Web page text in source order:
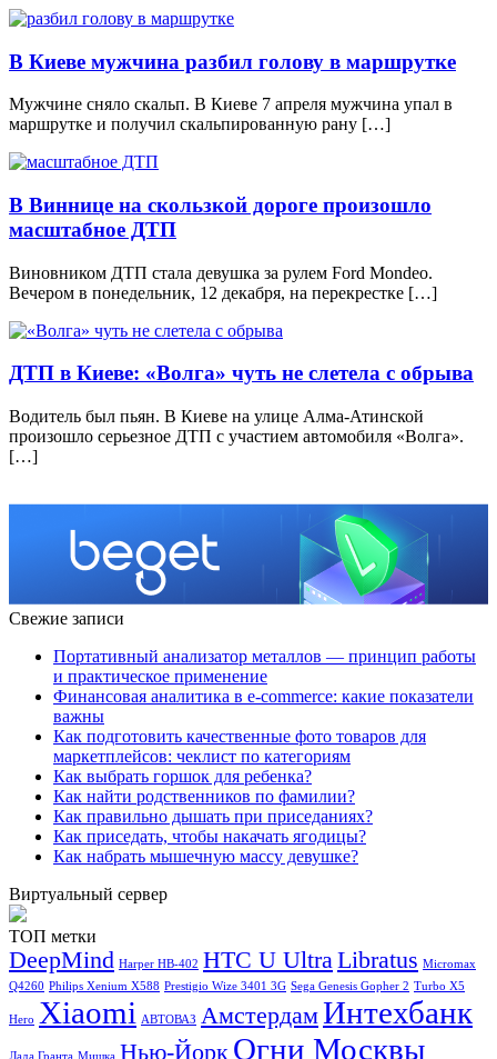
В Киеве мужчина разбил голову в маршрутке
Мужчине сняло скальп. В Киеве 7 апреля мужчина упал в
маршрутке и получил скальпированную рану […]
В Виннице на скользкой дороге произошло
масштабное ДТП
Виновником ДТП стала девушка за рулем Ford Mondeo.
Вечером в понедельник, 12 декабря, на перекрестке […]
ДТП в Киеве: «Волга» чуть не слетела с обрыва
Водитель был пьян. В Киеве на улице Алма-Атинской
произошло серьезное ДТП с участием автомобиля «Волга».
[…]
Свежие записи
Портативный анализатор металлов — принцип работы
и практическое применение
Финансовая аналитика в e-commerce: какие показатели
важны
Как подготовить качественные фото товаров для
маркетплейсов: чеклист по категориям
Как выбрать горшок для ребенка?
Как найти родственников по фамилии?
Как правильно дышать при приседаниях?
Как приседать, чтобы накачать ягодицы?
Как набрать мышечную массу девушке?
Виртуальный сервер
ТОП метки
DeepMind Harper HB-402 HTC U UltraLibratus Micromax
Q4260 Philips Xenium X588 Prestigio Wize 3401 3G Sega Genesis Gopher 2 Turbo X5
Hero Xiaomi АВТОВАЗ АмстердамИнтехбанк
Лада Гранта Мишка Нью-Йорк Огни Москвы